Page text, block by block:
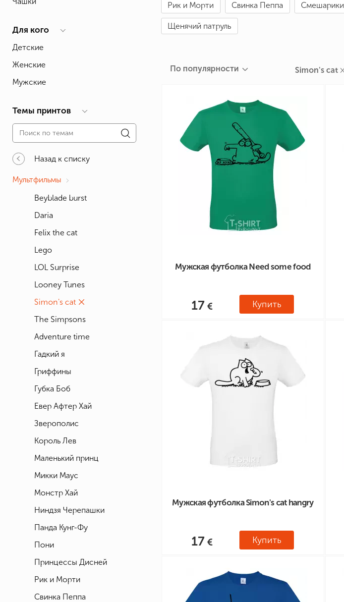
Влюблённым
Девичник
Животные
Неприличные
Известные бренды
Знаки зодиака
Фамилия и Номер
Рик и Морти Свинка Пеппа Смешарики
Щенячий патруль
По популярности Simon's cat
Мужская футболка Need some food
17 Купить
Мужская футболка Simon's cat hangry
17 Купить
Для кого
Детские
Женские
Мужские
Темы принтов
Назад к списку
Мультфильмы
Beyblade burst
Daria
Felix the cat
Lego
LOL Surprise
Looney Tunes
Simon's cat
The Simpsons
Аdventure time
Гадкий я
Гриффины
Губка Боб
Евер Афтер Хай
Зверополис
Король Лев
Маленький принц
Микки Маус
Монстр Хай
Ниндзя Черепашки
Панда Кунг-Фу
Пони
Принцессы Дисней
Рик и Морти
Свинка Пеппа